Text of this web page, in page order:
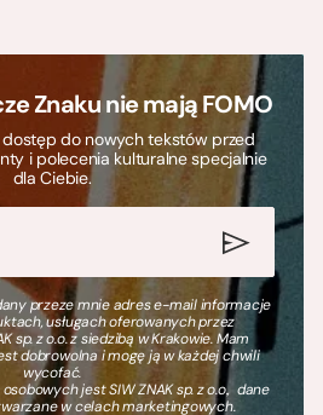
Znaku nie mają FOMO
dostęp do nowych tekstów przed
i polecenia kulturalne specjalnie
dla Ciebie.
przeze mnie adres e-mail informacje
usługach oferowanych przez
sp. z o.o. z siedzibą w Krakowie. Mam
dobrowolna i mogę ją w każdej chwili
wycofać.
jest SIW ZNAK sp. z o.o., dane
w celach marketingowych.